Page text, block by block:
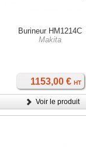
Burineur HM1214C
Makita
1153,00 € HT
Voir le produit